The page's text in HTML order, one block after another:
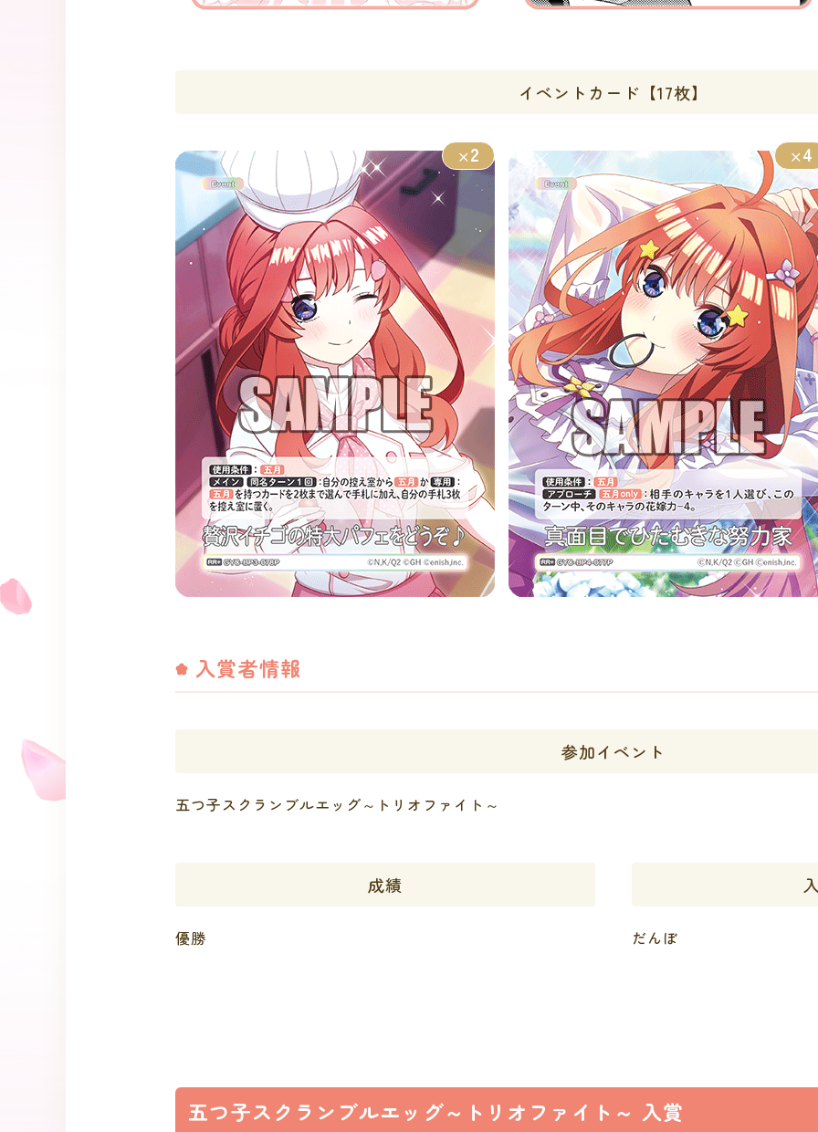
イベントカード【17枚】
×2 ×4
入賞者情報
参加イベント
五つ子スクランブルエッグ～トリオファイト～
成績
優勝 だんぼ
五つ子スクランブルエッグ～トリオファイト～ 入賞